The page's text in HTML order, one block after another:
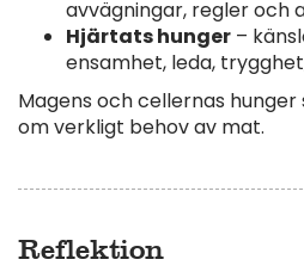
avvägningar, regler och
Hjärtats hunger –
ensamhet, leda,
Magens och cellernas
om verkligt behov av mat.
Reflektion